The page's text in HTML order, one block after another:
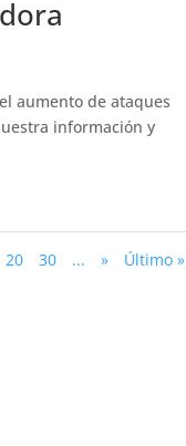
aumento de ataques
información y
20 30 ... » Último »